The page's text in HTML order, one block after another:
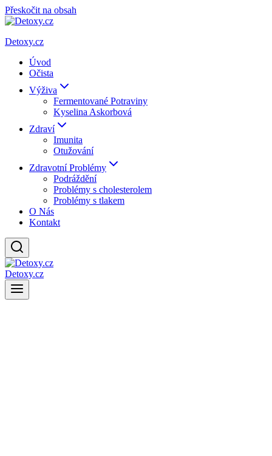
Přeskočit na obsah
Detoxy.cz
Úvod
Očista
Výživa
Fermentované Potraviny
Kyselina Askorbová
Zdraví
Imunita
Otužování
Zdravotní Problémy
Podráždění
Problémy s cholesterolem
Problémy s tlakem
O Nás
Kontakt
Detoxy.cz